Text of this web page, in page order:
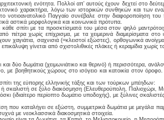
ενότητα. Πολλοί απ’ αυτούς έχουν δεχτεί στο
χαρακτήρα, λόγω των ιστορικών συνθηκών και των
νοτιοανατολικό Παγγαίο συνέβαλε στην διαφοροποίηση του
αστικά μορφολογικά και κοινωνικά πρότυπα.
σπίτι με τα προσκτίσματά του μέσα στον ψηλό
από πέτρα χωρίς επίχρισμα, με τα χειμερινά διαμερίσματα
χαγιάτια, σαχνισιά (=κλειστοί εξώστες), ορθογωνικά
γίνεται από σχιστολιθικές πλάκες ή κεραμίδια χωρίς
δύο δωμάτια (χειμωνιάτικο και θερινό) ή περισσότερα,
με βοηθητικούς χώρους στο ισόγειο και κατοικία στον
της εύπορης ελληνικής τάξης και των τούρκων μπέηδων:
ή σκαλιστή σε ξύλο διακόσμηση (Ελευθερούπολη,
(ιδιαίτερο περίοπτο δωμάτιο υποδοχής), με ξύλινες
που καταλήγει σε εξώστη, συμμετρικά δωμάτια με μεγάλα
με νεοκλασσικά διακοσμητικά στοιχεία.